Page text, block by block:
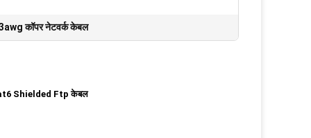
कॉपर नेटवर्क केबल
Shielded Ftp केबल